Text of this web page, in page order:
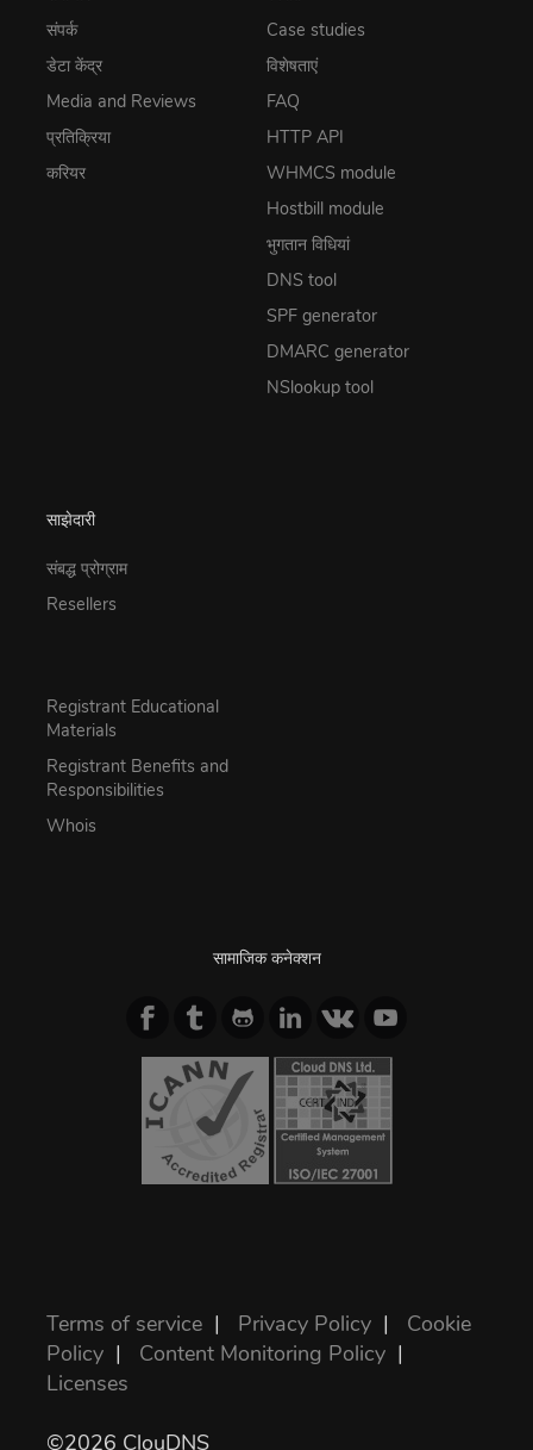
संपर्क
डेटा केंद्र
Media and Reviews
प्रतिक्रिया
करियर
Case studies
विशेषताएं
FAQ
HTTP API
WHMCS module
Hostbill module
भुगतान विधियां
DNS tool
SPF generator
DMARC generator
NSlookup tool
साझेदारी
संबद्ध प्रोग्राम
Resellers
Registrant Educational
Materials
Registrant Benefits and
Responsibilities
Whois
सामाजिक कनेक्शन
Terms of service | Privacy Policy | Cookie
Policy | Content Monitoring Policy |
Licenses
©2026 ClouDNS